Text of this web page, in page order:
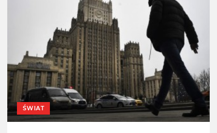
ŚWIAT